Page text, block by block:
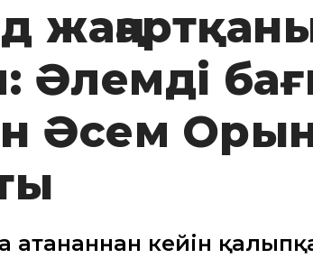
Әлемді
Әсем
кейін